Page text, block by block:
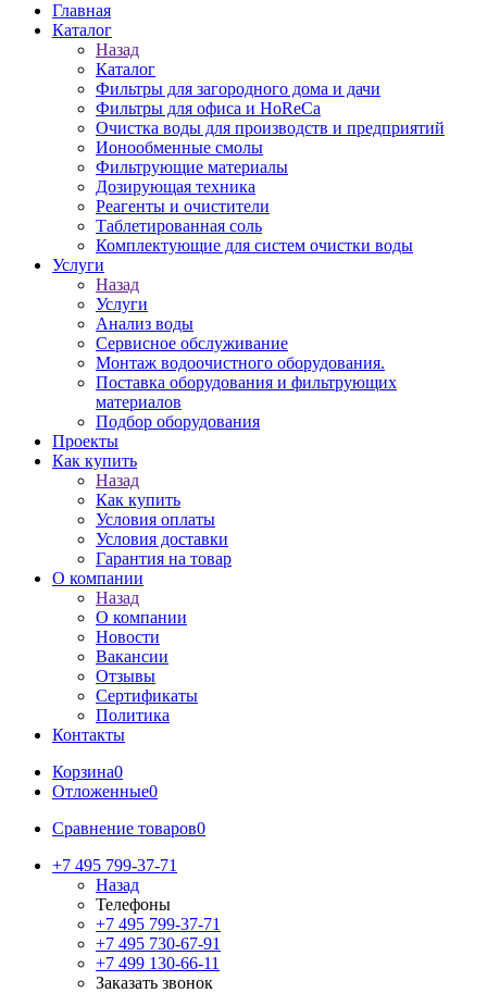
Главная
Каталог
Назад
Каталог
Фильтры для загородного дома и дачи
Фильтры для офиса и HoReCa
Очистка воды для производств и предприятий
Ионообменные смолы
Фильтрующие материалы
Дозирующая техника
Реагенты и очистители
Таблетированная соль
Комплектующие для систем очистки воды
Услуги
Назад
Услуги
Анализ воды
Сервисное обслуживание
Монтаж водоочистного оборудования.
Поставка оборудования и фильтрующих
материалов
Подбор оборудования
Проекты
Как купить
Назад
Как купить
Условия оплаты
Условия доставки
Гарантия на товар
О компании
Назад
О компании
Новости
Вакансии
Отзывы
Сертификаты
Политика
Контакты
Корзина0
Отложенные0
Сравнение товаров0
+7 495 799-37-71
Назад
Телефоны
+7 495 799-37-71
+7 495 730-67-91
+7 499 130-66-11
Заказать звонок